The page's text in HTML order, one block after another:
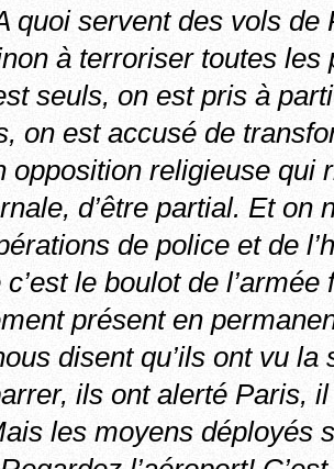
quoi servent des vols de
à terroriser toutes
seuls, on est pris à
on est accusé de
opposition religieuse qui
d’être partial. Et on
de police et de
le boulot de
présent en
disent qu’ils ont vu la
ils ont alerté Paris,
les moyens déployés